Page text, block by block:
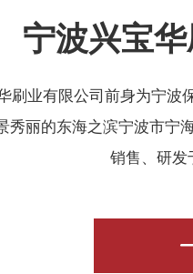
宁波兴宝
刷业有限公司前身为宁波
秀丽的东海之滨宁波市宁
销售、研发